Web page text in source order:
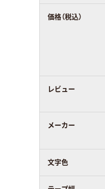
価格（税込）
レビュー
メーカー
文字色